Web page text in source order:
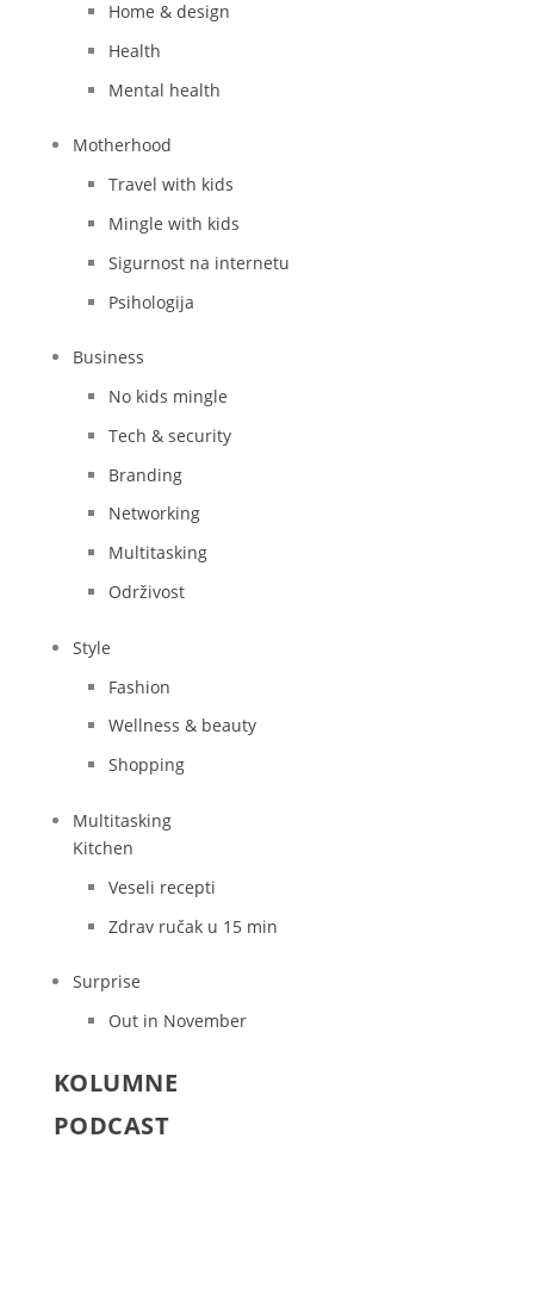
Home & design
Health
Mental health
Motherhood
Travel with kids
Mingle with kids
Sigurnost na internetu
Psihologija
Business
No kids mingle
Tech & security
Branding
Networking
Multitasking
Održivost
Style
Fashion
Wellness & beauty
Shopping
Multitasking
Kitchen
Veseli recepti
Zdrav ručak u 15 min
Surprise
Out in November
KOLUMNE
PODCAST